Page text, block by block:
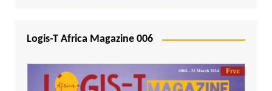
Logis-T Africa Magazine 006